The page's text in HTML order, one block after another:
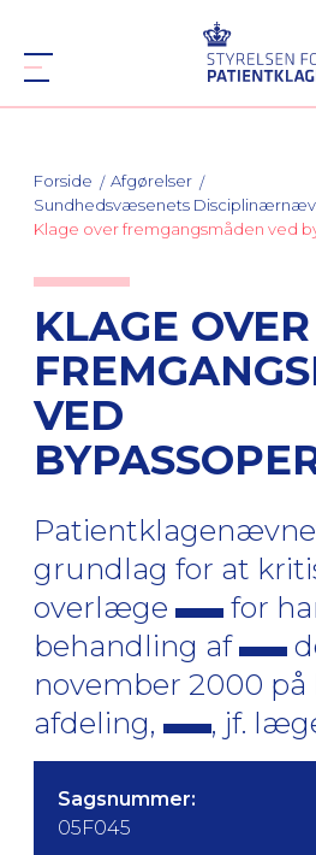
Forside
Afgørelser
Sundhedsvæsenets
Klage over fremgangsmåden ved
KLAGE OVER
VED
grundlag for at
overlæge
for
behandling af
november 2000
afdeling,
, jf.
Sagsnummer:
05F045